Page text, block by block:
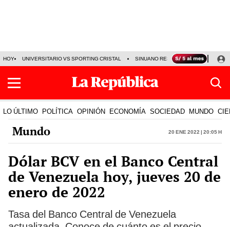
HOY UNIVERSITARIO VS SPORTING CRISTAL SINUANO RESULTADOS HOY
LO ÚLTIMO POLÍTICA OPINIÓN ECONOMÍA SOCIEDAD MUNDO
Mundo 20 Ene 2022 | 20:05 h
Dólar BCV en el Banco Central
de Venezuela hoy, jueves 20 de
enero de 2022
Tasa del Banco Central de Venezuela